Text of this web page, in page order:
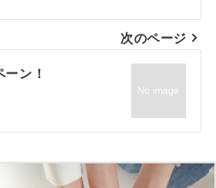
次のページ
ン！